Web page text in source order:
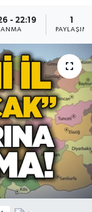
- 22:19 1
PAYLAŞIM